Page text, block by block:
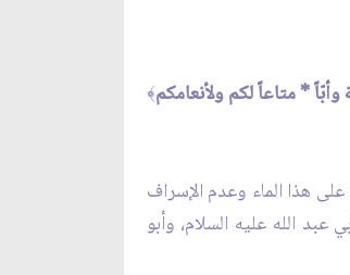
* متاعاً لكم ولأنعامكم﴾
على هذا الماء وعدم الإسراف
الله عليه السلام، وأبو